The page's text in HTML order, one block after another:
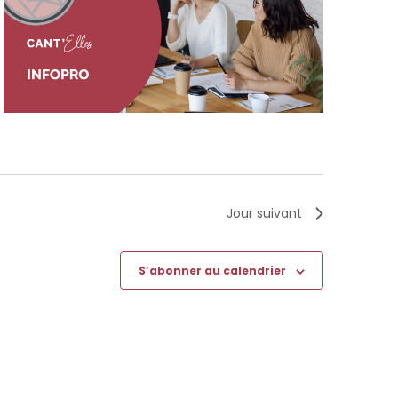
Jour suivant
S’abonner au calendrier